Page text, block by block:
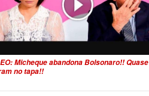
Micheque abandona Bolsonaro!! Quase
no tapa!!